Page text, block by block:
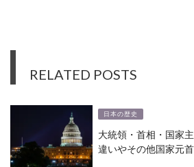
RELATED POSTS
日本の歴史
大統領・首相・国家
違いやその他国家元